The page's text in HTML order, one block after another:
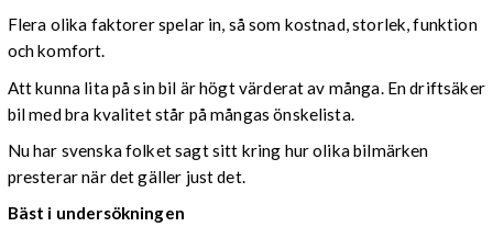
Flera olika faktorer spelar in, så som kostnad, storlek, funktion
och komfort.
Att kunna lita på sin bil är högt värderat av många. En driftsäker
bil med bra kvalitet står på mångas önskelista.
Nu har svenska folket sagt sitt kring hur olika bilmärken
presterar när det gäller just det.
Bäst i undersökningen